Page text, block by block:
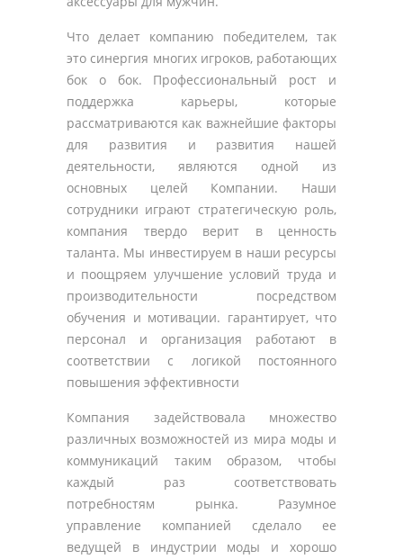
Что делает компанию победителем, так
это синергия многих игроков, работающих
бок о бок. Профессиональный рост и
поддержка карьеры, которые
рассматриваются как важнейшие факторы
для развития и развития нашей
деятельности, являются одной из
основных целей Компании. Наши
сотрудники играют стратегическую роль,
компания твердо верит в ценность
таланта. Мы инвестируем в наши ресурсы
и поощряем улучшение условий труда и
производительности посредством
обучения и мотивации. гарантирует, что
персонал и организация работают в
соответствии с логикой постоянного
повышения эффективности
Компания задействовала множество
различных возможностей из мира моды и
коммуникаций таким образом, чтобы
каждый раз соответствовать
потребностям рынка. Разумное
управление компанией сделало ее
ведущей в индустрии моды и хорошо